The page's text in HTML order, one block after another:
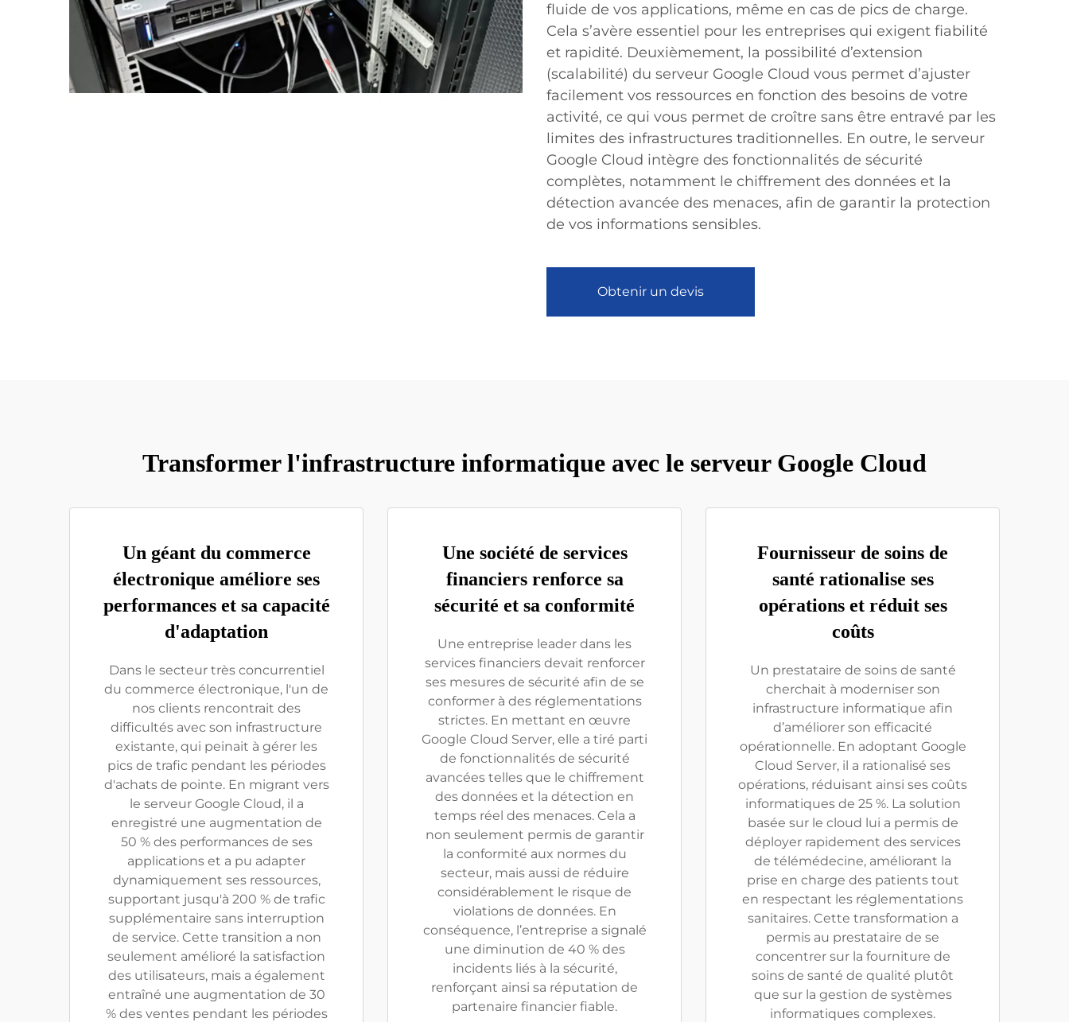
fluide de vos applications, même en cas de pics de charge.
Cela s’avère essentiel pour les entreprises qui exigent fiabilité
et rapidité. Deuxièmement, la possibilité d’extension
(scalabilité) du serveur Google Cloud vous permet d’ajuster
facilement vos ressources en fonction des besoins de votre
activité, ce qui vous permet de croître sans être entravé par les
limites des infrastructures traditionnelles. En outre, le serveur
Google Cloud intègre des fonctionnalités de sécurité
complètes, notamment le chiffrement des données et la
détection avancée des menaces, afin de garantir la protection
de vos informations sensibles.
Obtenir un devis
Transformer l'infrastructure informatique avec le serveur Google Cloud
Un géant du commerce
électronique améliore ses
performances et sa capacité
d'adaptation
Dans le secteur très concurrentiel
du commerce électronique, l'un de
nos clients rencontrait des
difficultés avec son infrastructure
existante, qui peinait à gérer les
pics de trafic pendant les périodes
d'achats de pointe. En migrant vers
le serveur Google Cloud, il a
enregistré une augmentation de
50 % des performances de ses
applications et a pu adapter
dynamiquement ses ressources,
supportant jusqu'à 200 % de trafic
supplémentaire sans interruption
de service. Cette transition a non
seulement amélioré la satisfaction
des utilisateurs, mais a également
entraîné une augmentation de 30
% des ventes pendant les périodes
Une société de services
financiers renforce sa
sécurité et sa conformité
Une entreprise leader dans les
services financiers devait renforcer
ses mesures de sécurité afin de se
conformer à des réglementations
strictes. En mettant en œuvre
Google Cloud Server, elle a tiré parti
de fonctionnalités de sécurité
avancées telles que le chiffrement
des données et la détection en
temps réel des menaces. Cela a
non seulement permis de garantir
la conformité aux normes du
secteur, mais aussi de réduire
considérablement le risque de
violations de données. En
conséquence, l’entreprise a signalé
une diminution de 40 % des
incidents liés à la sécurité,
renforçant ainsi sa réputation de
partenaire financier fiable.
Fournisseur de soins de
santé rationalise ses
opérations et réduit ses
coûts
Un prestataire de soins de santé
cherchait à moderniser son
infrastructure informatique afin
d’améliorer son efficacité
opérationnelle. En adoptant Google
Cloud Server, il a rationalisé ses
opérations, réduisant ainsi ses coûts
informatiques de 25 %. La solution
basée sur le cloud lui a permis de
déployer rapidement des services
de télémédecine, améliorant la
prise en charge des patients tout
en respectant les réglementations
sanitaires. Cette transformation a
permis au prestataire de se
concentrer sur la fourniture de
soins de santé de qualité plutôt
que sur la gestion de systèmes
informatiques complexes.